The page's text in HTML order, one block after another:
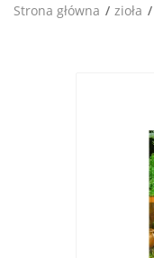
Strona główna zioła